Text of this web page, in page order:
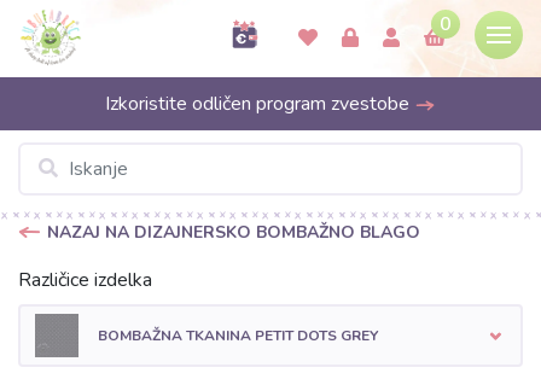
0
Izkoristite odličen program zvestobe
NAZAJ NA DIZAJNERSKO BOMBAŽNO BLAGO
Različice izdelka
BOMBAŽNA TKANINA PETIT DOTS GREY